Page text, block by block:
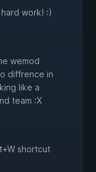
work! :)
wemod
diffrence in
like a
team :X
shortcut